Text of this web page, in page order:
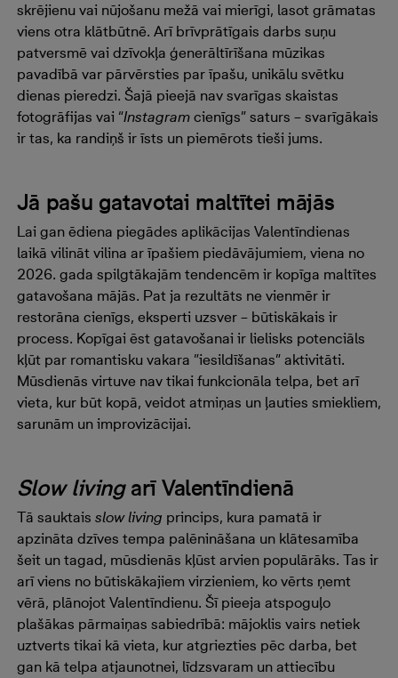
skrējienu vai nūjošanu mežā vai mierīgi, lasot grāmatas
viens otra klātbūtnē. Arī brīvprātīgais darbs suņu
patversmē vai dzīvokļa ģenerāltīrīšana mūzikas
pavadībā var pārvērsties par īpašu, unikālu svētku
dienas pieredzi. Šajā pieejā nav svarīgas skaistas
fotogrāfijas vai “Instagramcienīgs” saturs – svarīgākais
ir tas, ka randiņš ir īsts un piemērots tieši jums.
Jā pašu gatavotai maltītei mājās
Lai gan ēdiena piegādes aplikācijas Valentīndienas
laikā vilināt vilina ar īpašiem piedāvājumiem, viena no
2026. gada spilgtākajām tendencēm ir kopīga maltītes
gatavošana mājās. Pat ja rezultāts ne vienmēr ir
restorāna cienīgs, eksperti uzsver – būtiskākais ir
process. Kopīgai ēst gatavošanai ir lielisks potenciāls
kļūt par romantisku vakara ”iesildīšanas” aktivitāti.
Mūsdienās virtuve nav tikai funkcionāla telpa, bet arī
vieta, kur būt kopā, veidot atmiņas un ļauties smiekliem,
sarunām un improvizācijai.
Slow livingarī Valentīndienā
Tā sauktais slow living princips, kura pamatā ir
apzināta dzīves tempa palēnināšana un klātesamība
šeit un tagad, mūsdienās kļūst arvien populārāks. Tas ir
arī viens no būtiskākajiem virzieniem, ko vērts ņemt
vērā, plānojot Valentīndienu. Šī pieeja atspoguļo
plašākas pārmaiņas sabiedrībā: mājoklis vairs netiek
uztverts tikai kā vieta, kur atgriezties pēc darba, bet
gan kā telpa atjaunotnei, līdzsvaram un attiecību